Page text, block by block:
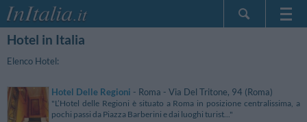
Lingua
Hotel in Italia
Elenco Hotel:
Hotel Delle Regioni - Roma - Via Del Tritone, 94 (Roma)
"L’Hotel delle Regioni è situato a Roma in posizione centralissima, a
pochi passi da Piazza Barberini e dai luoghi turist..."